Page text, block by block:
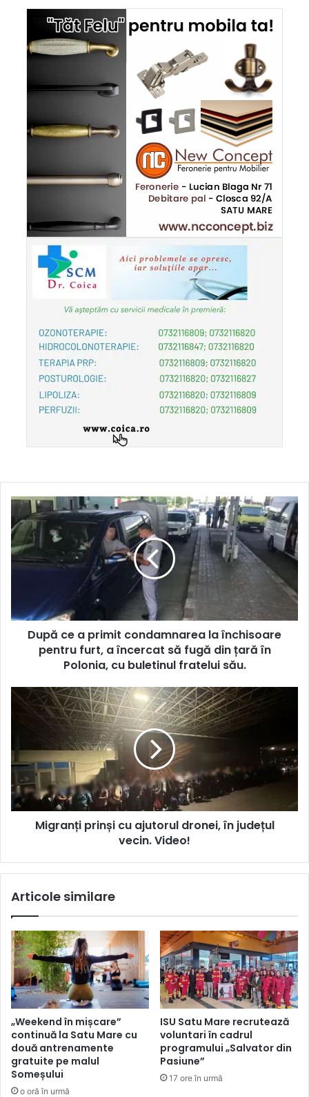
După ce a primit condamnarea la închisoare
pentru furt, a încercat să fugă din țară în
Polonia, cu buletinul fratelui său.
Migranți prinși cu ajutorul dronei, în județul
vecin. Video!
Articole similare
„Weekend în mișcare”
continuă la Satu Mare cu
două antrenamente
gratuite pe malul
Someșului
o oră în urmă
ISU Satu Mare recrutează
voluntari în cadrul
programului „Salvator din
Pasiune”
17 ore în urmă